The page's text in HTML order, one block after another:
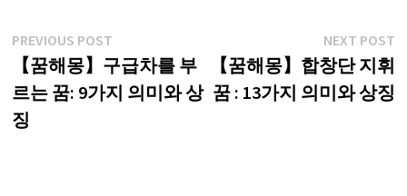
글
탐
색
PREVIOUS POSTPrevious
post:
【꿈해몽】구급차를 부
르는 꿈: 9가지 의미와 상
징
NEXT POST
【꿈해몽】합창단 지휘
꿈 : 13가지 의미와 상징